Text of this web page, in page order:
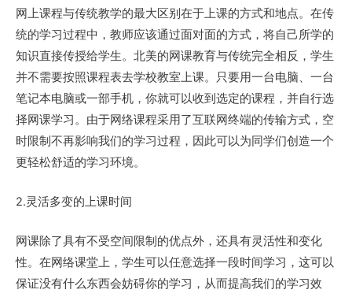
网上课程与传统教学的最大区别在于上课的方式和地点。在传
统的学习过程中，教师应该通过面对面的方式，将自己所学的
知识直接传授给学生。北美的网课教育与传统完全相反，学生
并不需要按照课程表去学校教室上课。只要用一台电脑、一台
笔记本电脑或一部手机，你就可以收到选定的课程，并自行选
择网课学习。由于网络课程采用了互联网终端的传输方式，空
时限制不再影响我们的学习过程，因此可以为同学们创造一个
更轻松舒适的学习环境。
2.灵活多变的上课时间
网课除了具有不受空间限制的优点外，还具有灵活性和变化
性。在网络课堂上，学生可以任意选择一段时间学习，这可以
保证没有什么东西会妨碍你的学习，从而提高我们的学习效